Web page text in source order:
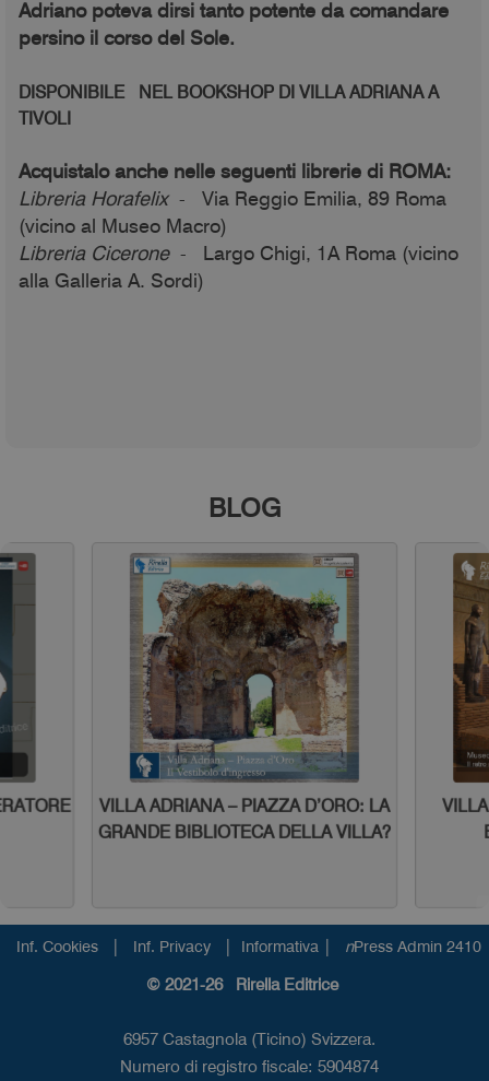
Adriano poteva dirsi tanto potente da comandare
persino il corso del Sole.
DISPONIBILE NEL BOOKSHOP DI VILLA ADRIANA A
TIVOLI
Acquistalo anche nelle seguenti librerie di ROMA:
Libreria Horafelix - Via Reggio Emilia, 89 Roma
(vicino al Museo Macro)
Libreria Cicerone - Largo Chigi, 1A Roma (vicino
alla Galleria A. Sordi)
BLOG
VILLA ADRIANA - LE SCULTURE
EGIZIE DEL CANOPO
SCOPRITE
LUCE - 4-5-6
D’ORO: LA
VILLA?
Inf. Cookies | Inf. Privacy | Informativa | nPress Admin 2410
© 2021-26 Rirella Editrice
6957 Castagnola (Ticino) Svizzera.
Numero di registro fiscale: 5904874